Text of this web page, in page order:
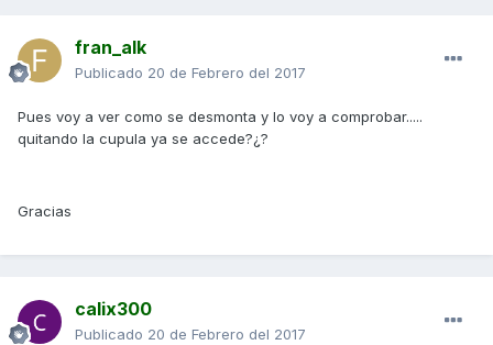
fran_alk
Publicado 20 de Febrero del 2017
Pues voy a ver como se desmonta y lo voy a comprobar.....
quitando la cupula ya se accede?¿?
Gracias
calix300
Publicado 20 de Febrero del 2017